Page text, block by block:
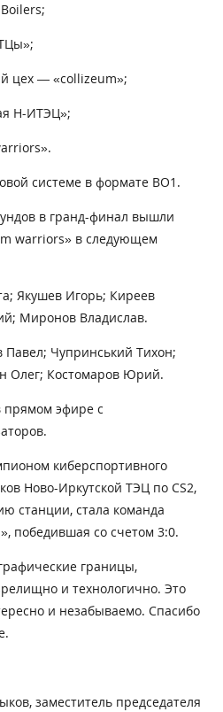
цех — «collizeum»;
Н-ИТЭЦ»;
системе в формате BO1.
в гранд-финал вышли
warriors» в следующем
Якушев Игорь; Киреев
Миронов Владислав.
Павел; Чупринський Тихон;
Олег; Костомаров Юрий.
прямом эфире с
киберспортивного
Ново-Иркутской ТЭЦ по CS2,
станции, стала команда
победившая со счетом 3:0.
границы,
и технологично. Это
и незабываемо. Спасибо
заместитель председателя